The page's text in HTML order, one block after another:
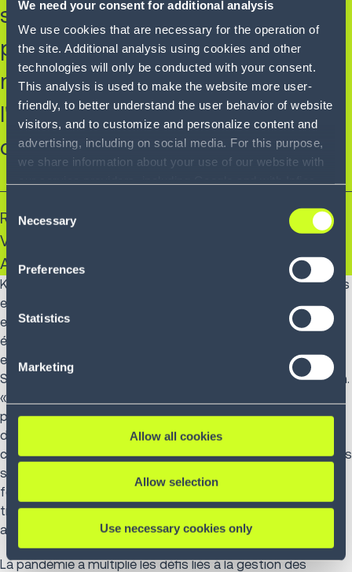
We need your consent for additional analysis
We use cookies that are necessary for the operation of
the site. Additional analysis using cookies and other
technologies will only be conducted with your consent.
This analysis is used to make the website more user-
friendly, to better understand the user behavior of website
visitors, and to customize and personalize content and
advertising, including on social media. For this purpose,
we share information about your use of our website with
information with other data that you have provided to
them or that they have collected as part of your use of
the services. By consenting to the use of Google, you
also consent to the storage and reading of data by
more information, including the ability to revoke your
consent and the service providers we use, please refer to
Selection
Necessary
Preferences
Statistics
Marketing
Allow all cookies
Allow selection
Use necessary cookies only
ses relations avec toutes ses
parties prenantes grâce aux
nombreux avantages de
l'automatisation de la supply
chain. »
Randy Randolph
Vice President, Channel Relationships, de Geek+
America
Körber agit comme partenaire de confiance pour ses clients
en soutenant leurs supply chain. Nos solutions, notre vaste
expérience et notre savoir-faire créent des avantages
évidents pour agir sur la performance de l'entreprise, des
employés et des clients finaux », déclare Bill Ryan, CEO
Software North America, Körber Business Area Supply Chain.
« Nous fournissons les logiciels, la robotique et le conseil
pour des opérations les plus complexes au monde, en
diminuant les opérations manuelles pour l'exécution des
commandes tout en optimisant les processus internes. Nos
solutions logistiques end-to-end nous permettent de
fournir une offre personnalisée pour chaque client afin de
transformer les complexités de leur supply chain en
avantage stratégique. »
La pandémie a multiplié les défis liés à la gestion des